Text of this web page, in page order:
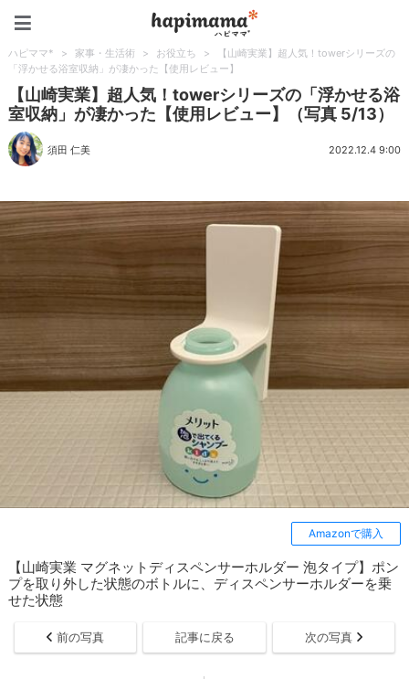
ハピママ* > 家事・生活術 > お役立ち >
【山崎実業】超人気！towerシリーズの
「浮かせる浴室収納」が凄かった【使用レビュー】
【山崎実業】超人気！towerシリーズの「浮かせる浴
室収納」が凄かった【使用レビュー】（写真 5/13）
須田 仁美 2022.12.4 9:00
Amazonで購入
【山崎実業 マグネットディスペンサーホルダー 泡タイプ】ポン
プを取り外した状態のボトルに、ディスペンサーホルダーを乗
せた状態
前の写真 記事に戻る 次の写真